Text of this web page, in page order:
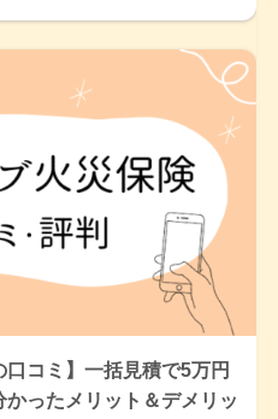
口コミ】一括見積で5万円
ったメリット＆デメリッ